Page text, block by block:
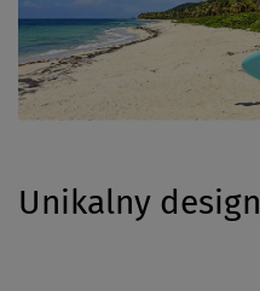
Unikalny design